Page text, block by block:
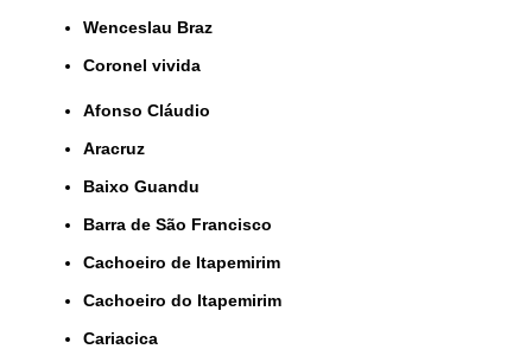
Wenceslau Braz
coronel vivida
Afonso Cláudio
Aracruz
Baixo Guandu
Barra de São Francisco
Cachoeiro de Itapemirim
Cachoeiro do Itapemirim
Cariacica